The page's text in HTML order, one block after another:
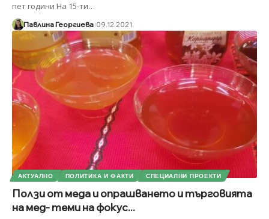
пет години На 15-ти…
Павлина Георгиева 09.12.2021
АКТУАЛНО ПОЛИТИКА И ФАКТИ СПЕЦИАЛНИ ПРОЕКТИ
Ползи от меда и опрашването и търговията
на мед- теми на фокус...